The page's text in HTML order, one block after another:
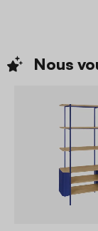
Nous